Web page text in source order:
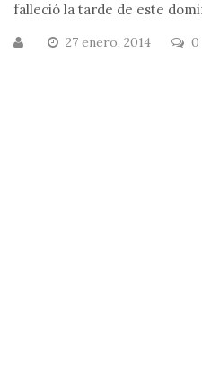
falleció la tarde de este
27 enero, 2014 0